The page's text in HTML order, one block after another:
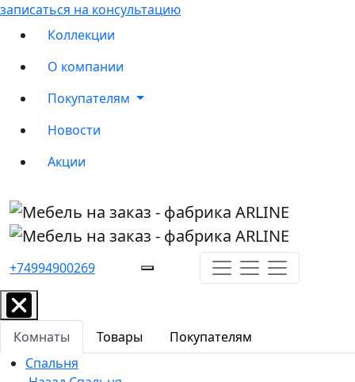
записаться на консультацию
Коллекции
О компании
Покупателям
Новости
Акции
+74994900269